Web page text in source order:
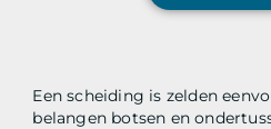
Een scheiding is zelden
belangen botsen en